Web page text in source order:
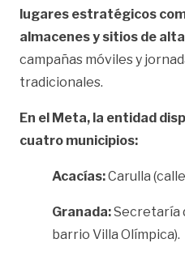
lugares estratégicos
almacenes y sitios de
campañas móviles y
tradicionales.
En el Meta, la entidad
cuatro municipios:
Acacías:Carulla
Granada:Secretaría
barrio Villa Olímpica).